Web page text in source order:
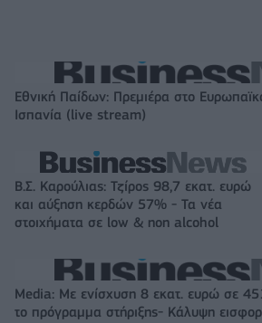
Εθνική Παίδων: Πρεμιέρα στο
Ισπανία (live stream)
Β.Σ. Καρούλιας: Τζίρος 98,7 εκατ. ευρώ
και αύξηση κερδών 57% - Τα νέα
στοιχήματα σε low & non alcohol
Media: Με ενίσχυση 8 εκατ. ευρώ σε 451
το πρόγραμμα στήριξης- Κάλυψη